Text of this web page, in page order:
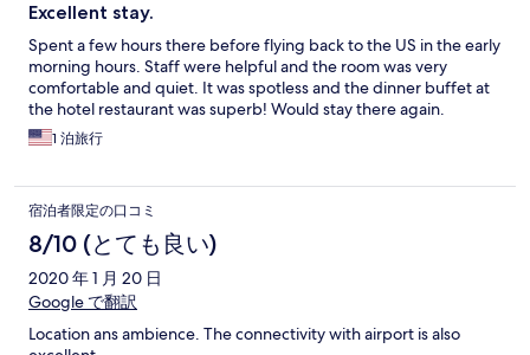
Excellent stay.
Spent a few hours there before flying back to the US in the early
morning hours. Staff were helpful and the room was very
comfortable and quiet. It was spotless and the dinner buffet at
the hotel restaurant was superb! Would stay there again.
1 泊旅行
宿泊者限定の口コミ
8/10 (とても良い)
2020 年 1 月 20 日
Google で翻訳
Location ans ambience. The connectivity with airport is also